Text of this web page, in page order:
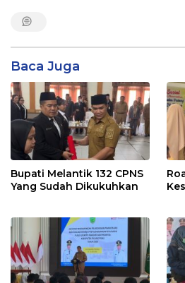
Baca Juga
Bupati Melantik 132 CPNS
Yang Sudah Dikukuhkan